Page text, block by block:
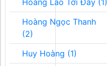
Hoàng Lão Tới Đây (1)
Hoàng Ngọc Thanh
(2)
Huy Hoàng (1)